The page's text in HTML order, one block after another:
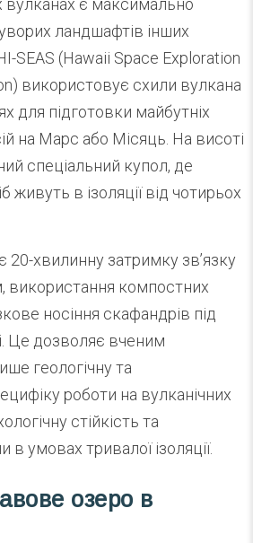
ландшафтів інших
SEAS (Hawaii Space Exploration
використовує схили вулкана
для підготовки майбутніх
на Марс або Місяць. На висоті
спеціальний купол, де
живуть в ізоляції від чотирьох
20-хвилинну затримку зв’язку
використання компостних
носіння скафандрів під
Це дозволяє вченим
геологічну та
роботи на вулканічних
стійкість та
в умовах тривалої ізоляції.
озеро в